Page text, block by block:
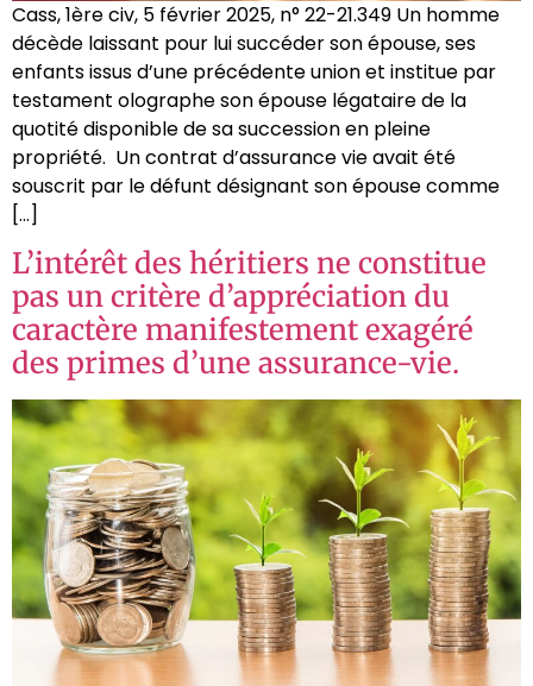
Cass, 1ère civ, 5 février 2025, n° 22-21.349 Un homme
décède laissant pour lui succéder son épouse, ses
enfants issus d’une précédente union et institue par
testament olographe son épouse légataire de la
quotité disponible de sa succession en pleine
propriété. Un contrat d’assurance vie avait été
souscrit par le défunt désignant son épouse comme
[…]
L’intérêt des héritiers ne constitue
pas un critère d’appréciation du
caractère manifestement exagéré
des primes d’une assurance-vie.